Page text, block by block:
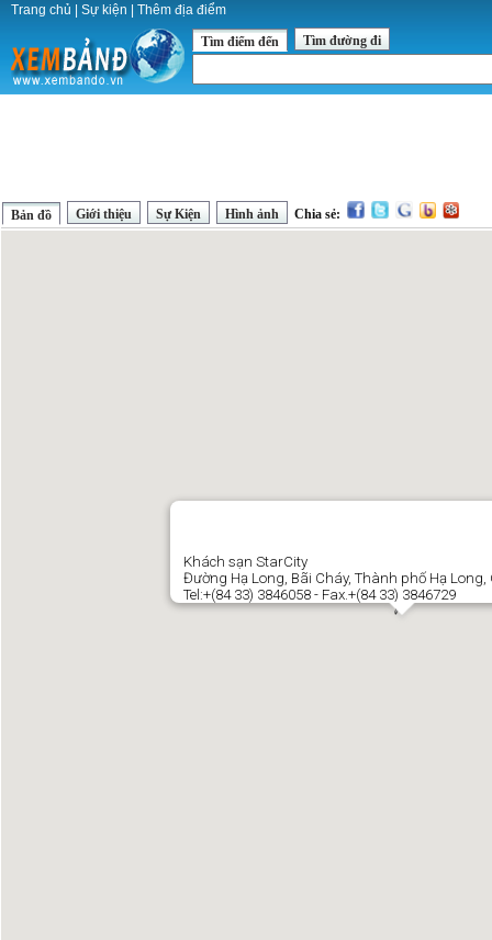
Trang chủ Sự kiện Thêm địa điểm
Tìm điểm đến Tìm đường đi
Bản đồ Giới thiệu Sự Kiện Hình ảnh Chia sẻ:
Khách sạn StarCity
Đường Hạ Long, Bãi Cháy, Thành phố Hạ
Tel:+(84 33) 3846058 - Fax.+(84 33) 3846729